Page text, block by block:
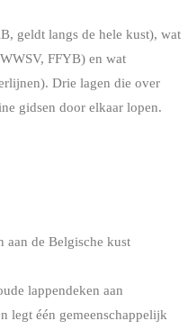
geldt langs de hele kust), wat
FFYB) en wat
Drie lagen die over
gidsen door elkaar lopen.
aan de Belgische kust
lappendeken aan
legt één gemeenschappelijk